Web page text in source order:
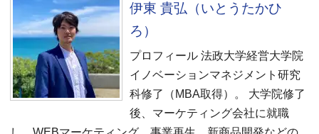
伊東 貴弘（いとうたかひ
ろ）
プロフィール 法政大学経営大学院
イノベーションマネジメント研究
科修了（MBA取得）。 大学院修了
後、マーケティング会社に就職